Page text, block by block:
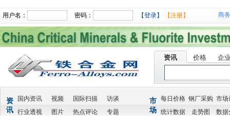
用户名： 密码： 【登录】 【注册】 商
资讯 价格 企
资
讯
国内资讯 视频 国际扫描
访谈
行业透视
图片 热点评论 专题
市
场
每日价格 钢厂采购 市场
统计数据
走势图 数据